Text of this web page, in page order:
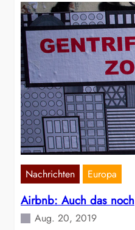
Nachrichten Europa
Airbnb: Auch das noch
Aug. 20, 2019